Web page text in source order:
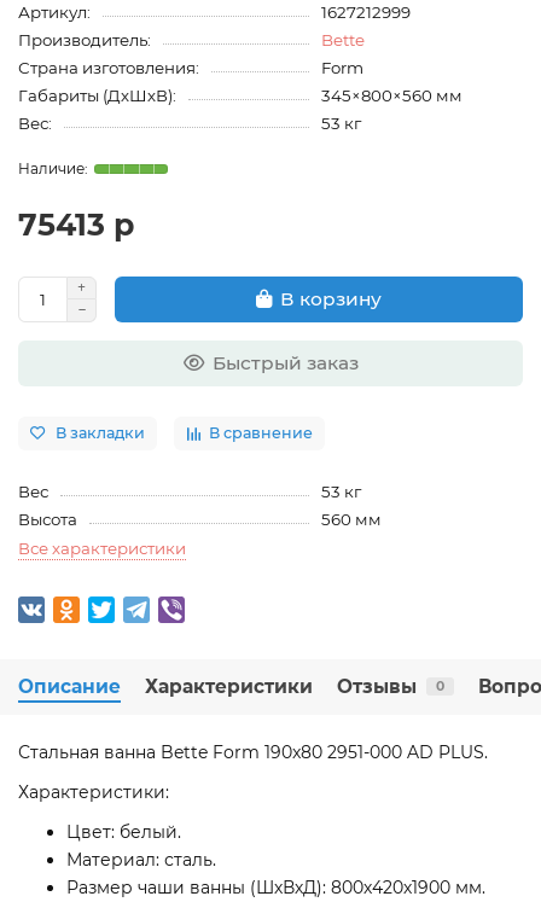
Артикул:
1627212999
Производитель:
Bette
Страна изготовления:
Form
Габариты (ДхШхВ):
345×800×560 мм
Вес:
53 кг
75413 р
В корзину
Быстрый заказ
В закладки В сравнение
Вес
53 кг
Высота
560 мм
Все характеристики
Описание Характеристики Отзывы 0
Стальная ванна Bette Form 190x80 2951-000 AD PLUS.
Характеристики:
Цвет: белый.
Материал: сталь.
Размер чаши ванны (ШхВхД): 800х420х1900 мм.